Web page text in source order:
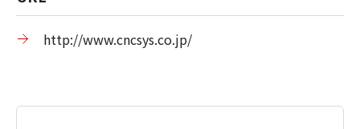
http://www.cncsys.co.jp/